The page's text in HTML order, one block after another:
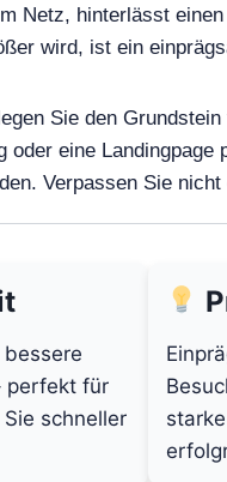
Netz, hinterlässt
wird, ist ein
Sie den
oder eine
Verpassen Sie
perfekt für
schneller